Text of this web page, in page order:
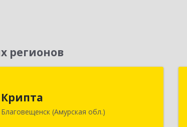
регионов
Крипта
Благовещенск (Амурская обл.)
675000, Амурская обл, Благовещенск
г, Амурская ул, дом № 236, оф.7-8